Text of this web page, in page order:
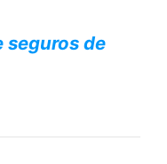
seguros de